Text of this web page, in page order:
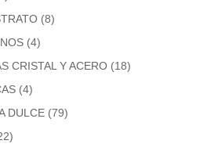
(8)
(4)
CRISTAL Y ACERO (18)
(4)
DULCE (79)